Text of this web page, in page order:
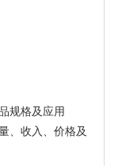
品规格及应用